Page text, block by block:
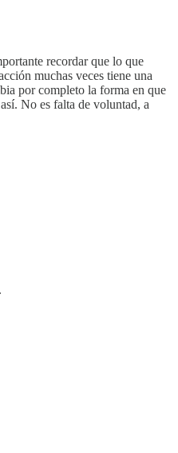
recordar que lo que
muchas veces tiene una
por completo la forma en que
No es falta de voluntad, a